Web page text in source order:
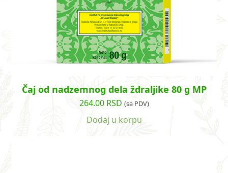
Čaj od nadzemnog dela ždraljike 80 g MP
264.00 RSD (sa PDV)
Dodaj u korpu